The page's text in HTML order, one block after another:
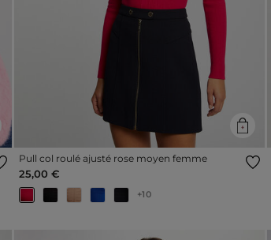
Pull col roulé ajusté rose moyen femme
25,00 €
+10